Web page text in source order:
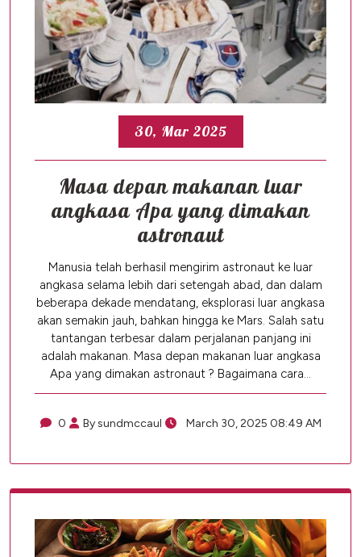
30, Mar 2025
Masa depan makanan luar
angkasa Apa yang dimakan
astronaut
Manusia telah berhasil mengirim astronaut ke luar
angkasa selama lebih dari setengah abad, dan dalam
beberapa dekade mendatang, eksplorasi luar angkasa
akan semakin jauh, bahkan hingga ke Mars. Salah satu
tantangan terbesar dalam perjalanan panjang ini
adalah makanan. Masa depan makanan luar angkasa
Apa yang dimakan astronaut ? Bagaimana cara…
0 By sundmccaul March 30, 2025 08:49 AM